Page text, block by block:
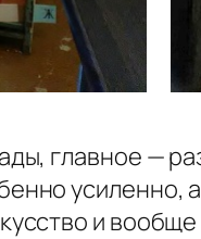
главное —
усиленно,
и